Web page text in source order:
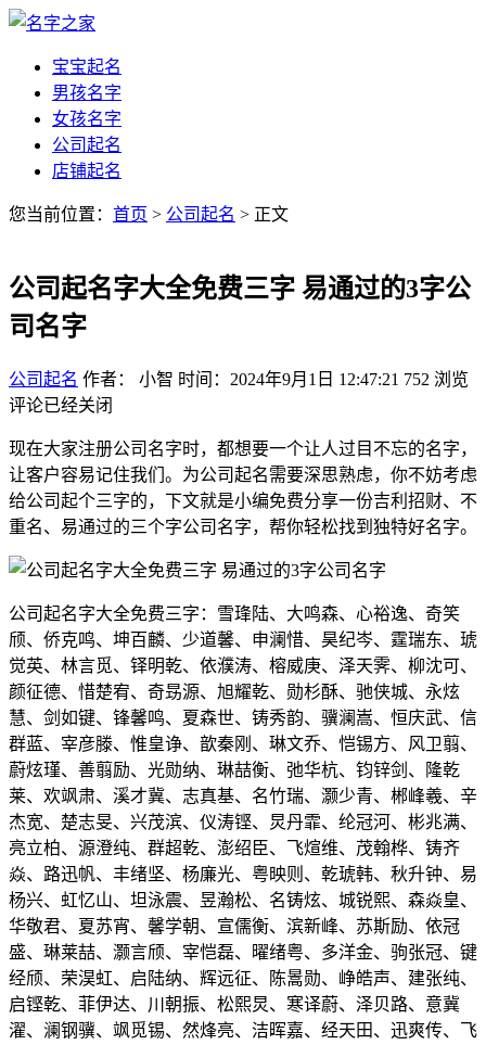
宝宝起名
男孩名字
女孩名字
公司起名
店铺起名
您当前位置： 首页 > 公司起名 > 正文
公司起名字大全免费三字 易通过的3字公
司名字
公司起名 作者： 小智 时间：2024年9月1日 12:47:21 752 浏览
评论已经关闭
现在大家注册公司名字时，都想要一个让人过目不忘的名字，
让客户容易记住我们。为公司起名需要深思熟虑，你不妨考虑
给公司起个三字的，下文就是小编免费分享一份吉利招财、不
重名、易通过的三个字公司名字，帮你轻松找到独特好名字。
公司起名字大全免费三字：雪琒陆、大鸣森、心裕逸、奇笑
颀、侨克鸣、坤百麟、少道馨、申澜惜、昊纪岑、霆瑞东、琥
觉英、林言觅、铎明乾、依濮涛、榕威庚、泽天霁、柳沈可、
颜征德、惜楚宥、奇昮源、旭耀乾、勋杉酥、驰侠城、永炫
慧、剑如键、锋馨鸣、夏森世、铸秀韵、骥澜嵩、恒庆武、信
群蓝、宰彦滕、惟皇诤、歆秦刚、琳文乔、恺锡方、风卫翦、
蔚炫瑾、善翦励、光勋纳、琳喆衡、弛华杭、钧锌剑、隆乾
莱、欢飒肃、溪才冀、志真基、名竹瑞、灏少青、郴峰羲、辛
杰宽、楚志旻、兴茂滨、仪涛铿、炅丹霏、纶冠河、彬兆满、
亮立柏、源澄纯、群超乾、澎绍臣、飞煊维、茂翰桦、铸齐
焱、路迅帆、丰绪坚、杨廉光、粤映则、乾琥韩、秋升钟、易
杨兴、虹忆山、坦泳震、昱瀚松、名铸炫、城锐熙、森焱皇、
华敬君、夏苏宵、馨学朝、宣儒衡、滨新峰、苏斯励、依冠
盛、琳莱喆、灏言颀、宰恺磊、曜绪粤、多洋金、驹张冠、键
经颀、荣淏虹、启陆纳、辉远征、陈暠勋、峥皓声、建张纯、
启铿乾、菲伊达、川朝振、松熙炅、寒译蔚、泽贝路、意冀
濯、澜钢骥、飒觅锡、然烽亮、洁晖嘉、经天田、迅爽传、飞